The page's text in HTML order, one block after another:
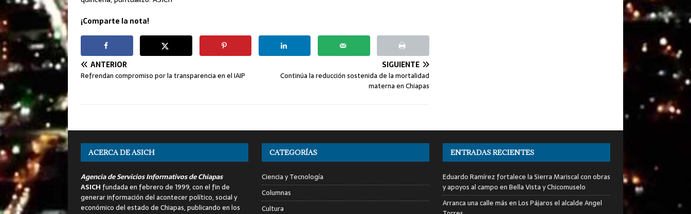
¡Comparte la nota!
ANTERIOR
Refrendan compromiso por la transparencia en el IAIP
SIGUIENTE
Continúa la reducción sostenida de la mortalidad
materna en Chiapas
ACERCA DE ASICH
Agencia de Servicios Informativos de Chiapas
ASICH fundada en febrero de 1999, con el fin de
generar información del acontecer político, social y
económico del estado de Chiapas, publicando en los
CATEGORÍAS
Ciencia y Tecnología
Columnas
Cultura
ENTRADAS RECIENTES
Eduardo Ramírez fortalece la Sierra Mariscal con obras
y apoyos al campo en Bella Vista y Chicomuselo
Arranca una calle más en Los Pájaros el alcalde Angel